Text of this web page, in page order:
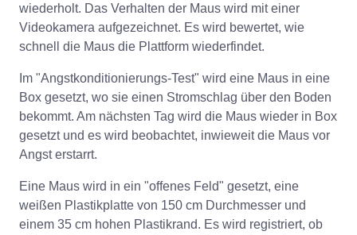
wiederholt. Das Verhalten der Maus wird mit einer
Videokamera aufgezeichnet. Es wird bewertet, wie
schnell die Maus die Plattform wiederfindet.
Im "Angstkonditionierungs-Test" wird eine Maus in eine
Box gesetzt, wo sie einen Stromschlag über den Boden
bekommt. Am nächsten Tag wird die Maus wieder in Box
gesetzt und es wird beobachtet, inwieweit die Maus vor
Angst erstarrt.
Eine Maus wird in ein "offenes Feld" gesetzt, eine
weißen Plastikplatte von 150 cm Durchmesser und
einem 35 cm hohen Plastikrand. Es wird registriert, ob